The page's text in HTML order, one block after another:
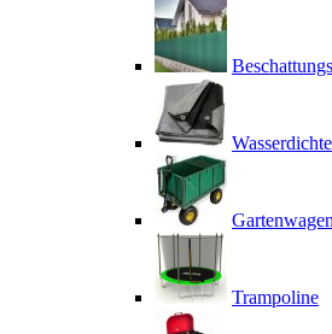
Gartenwagen
Trampoline